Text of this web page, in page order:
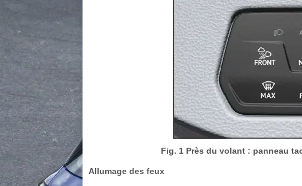
Fig. 1 Près du volant : panneau
Allumage des feux